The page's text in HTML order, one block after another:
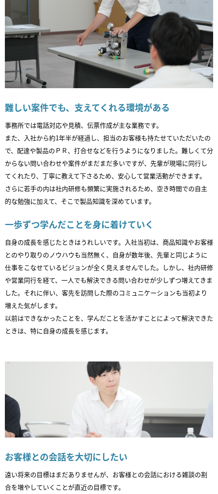
難しい案件でも、支えてくれる環境がある
事務所では電話対応や見積、伝票作成が主な業務です。
また、入社から約1年半が経過し、担当のお客様も持たせていただいたの
で、配達や製品のＰＲ、打合せなどを行うようになりました。難しくて分
からない問い合わせや案件がまだまだ多いですが、先輩が現場に同行し
てくれたり、丁寧に教えて下さるため、安心して営業活動ができます。
さらに若手の内は社内研修も頻繁に実施されるため、空き時間での自主
的な勉強に加えて、そこで製品知識を深めています。
一歩ずつ学んだことを身に着けていく
自身の成長を感じたときはうれしいです。入社当初は、商品知識やお客様
とのやり取りのノウハウも当然無く、自身が数年後、先輩と同じように
仕事をこなせているビジョンが全く見えませんでした。しかし、社内研修
や営業同行を経て、一人でも解決できる問い合わせが少しずつ増えてきま
した。それに伴い、客先を訪問した際のコミュニケーションも当初より
増えた気がします。
以前はできなかったことを、学んだことを活かすことによって解決できた
ときは、特に自身の成長を感じます。
お客様との会話を大切にしたい
遠い将来の目標はまだありませんが、お客様との会話における雑談の割
合を増やしていくことが直近の目標です。